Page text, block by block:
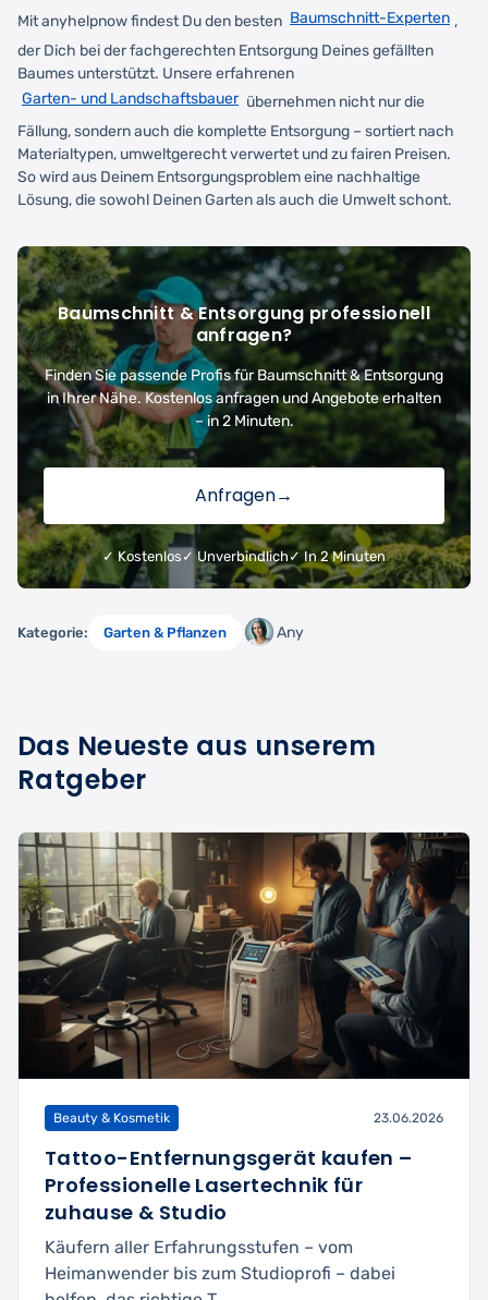
Mit anyhelpnow findest Du den besten Baumschnitt-Experten ,
der Dich bei der fachgerechten Entsorgung Deines gefällten
Baumes unterstützt. Unsere erfahrenen
Garten- und Landschaftsbauer übernehmen nicht nur die
Fällung, sondern auch die komplette Entsorgung – sortiert nach
Materialtypen, umweltgerecht verwertet und zu fairen Preisen.
So wird aus Deinem Entsorgungsproblem eine nachhaltige
Lösung, die sowohl Deinen Garten als auch die Umwelt schont.
Baumschnitt & Entsorgung professionell
anfragen?
Finden Sie passende Profis für Baumschnitt & Entsorgung
in Ihrer Nähe. Kostenlos anfragen und Angebote erhalten
– in 2 Minuten.
Anfragen→
✓ Kostenlos ✓ Unverbindlich ✓ In 2 Minuten
Kategorie: Garten & Pflanzen Any
Das Neueste aus unserem
Ratgeber
Beauty & Kosmetik 23.06.2026
Tattoo-Entfernungsgerät kaufen –
Professionelle Lasertechnik für
zuhause & Studio
Käufern aller Erfahrungsstufen – vom
Heimanwender bis zum Studioprofi – dabei